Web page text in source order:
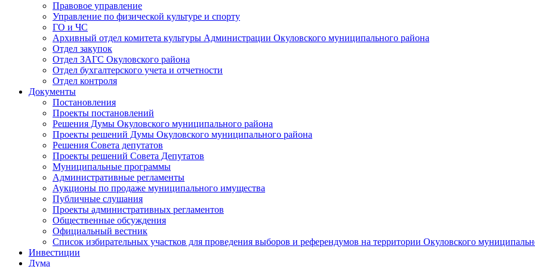
Правовое управление
Управление по физической культуре и спорту
ГО и ЧС
Архивный отдел комитета культуры Администрации Окуловского муниципального района
Отдел закупок
Отдел ЗАГС Окуловского района
Отдел бухгалтерского учета и отчетности
Отдел контроля
Документы
Постановления
Проекты постановлений
Решения Думы Окуловского муниципального района
Проекты решений Думы Окуловского муниципального района
Решения Совета депутатов
Проекты решений Совета Депутатов
Муниципальные программы
Административные регламенты
Аукционы по продаже муниципального имущества
Публичные слушания
Проекты административных регламентов
Общественные обсуждения
Официальный вестник
Список избирательных участков для проведения выборов и референдумов на территории Окуловского
Инвестиции
Дума